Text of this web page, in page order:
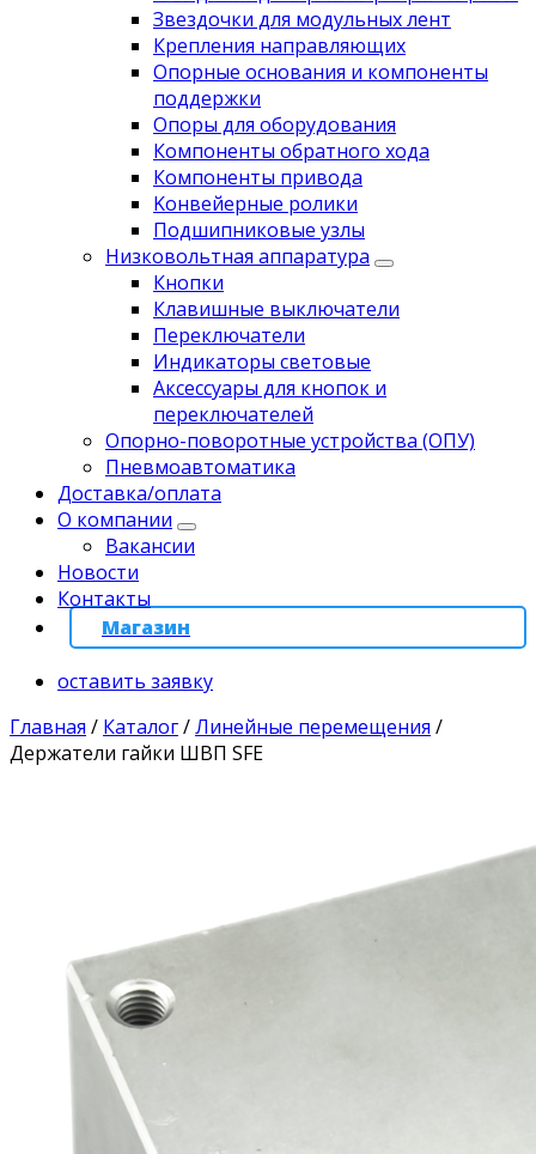
Звездочки для модульных лент
Крепления направляющих
Опорные основания и компоненты
поддержки
Опоры для оборудования
Компоненты обратного хода
Компоненты привода
Koнвейерныe pолики
Подшипниковые узлы
Низковольтная аппаратура
Кнопки
Клавишные выключатели
Переключатели
Индикаторы световые
Аксессуары для кнопок и
переключателей
Опорно-поворотные устройства (ОПУ)
Пневмоавтоматика
Доставка/оплата
О компании
Вакансии
Новости
Контакты
Магазин
оставить заявку
Главная / Каталог/Линейные перемещения /
Держатели гайки ШВП SFE